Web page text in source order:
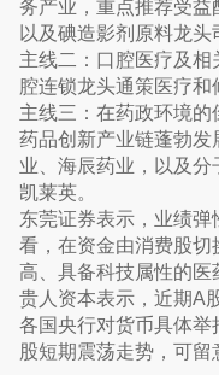
务产业，重点推荐受益
以及碘造影剂原料龙头
主线二：口腔医疗及
腔连锁龙头通策医疗和
主线三：在药政环境
药品创新产业链蓬勃
业、海辰药业，以及
凯莱英。
东莞证券表示，业绩
看，在资金由消费股切
高、具备科技属性的医
贵人资本表示，近期A
各国央行对货币具体
股短期震荡走势，可留